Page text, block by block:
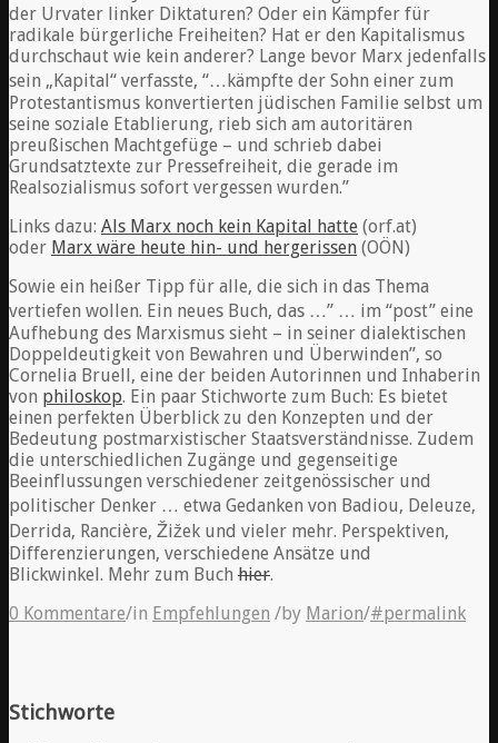
der Urvater linker Diktaturen? Oder ein Kämpfer für
radikale bürgerliche Freiheiten? Hat er den Kapitalismus
durchschaut wie kein anderer? Lange bevor Marx jedenfalls
sein „Kapital“ verfasste, “…kämpfte der Sohn einer zum
Protestantismus konvertierten jüdischen Familie selbst um
seine soziale Etablierung, rieb sich am autoritären
preußischen Machtgefüge – und schrieb dabei
Grundsatztexte zur Pressefreiheit, die gerade im
Realsozialismus sofort vergessen wurden.”
Links dazu: Als Marx noch kein Kapital hatte (orf.at)
oder Marx wäre heute hin- und hergerissen (OÖN)
Sowie ein heißer Tipp für alle, die sich in das Thema
vertiefen wollen. Ein neues Buch, das …” … im “post” eine
Aufhebung des Marxismus sieht – in seiner dialektischen
Doppeldeutigkeit von Bewahren und Überwinden”, so
Cornelia Bruell, eine der beiden Autorinnen und Inhaberin
von philoskop. Ein paar Stichworte zum Buch: Es bietet
einen perfekten Überblick zu den Konzepten und der
Bedeutung postmarxistischer Staatsverständnisse. Zudem
die unterschiedlichen Zugänge und gegenseitige
Beeinflussungen verschiedener zeitgenössischer und
politischer Denker … etwa Gedanken von Badiou, Deleuze,
Derrida, Rancière, Žižek und vieler mehr. Perspektiven,
Differenzierungen, verschiedene Ansätze und
Blickwinkel. Mehr zum Buch hier.
0 Kommentare/in Empfehlungen /by Marion/#permalink
Stichworte